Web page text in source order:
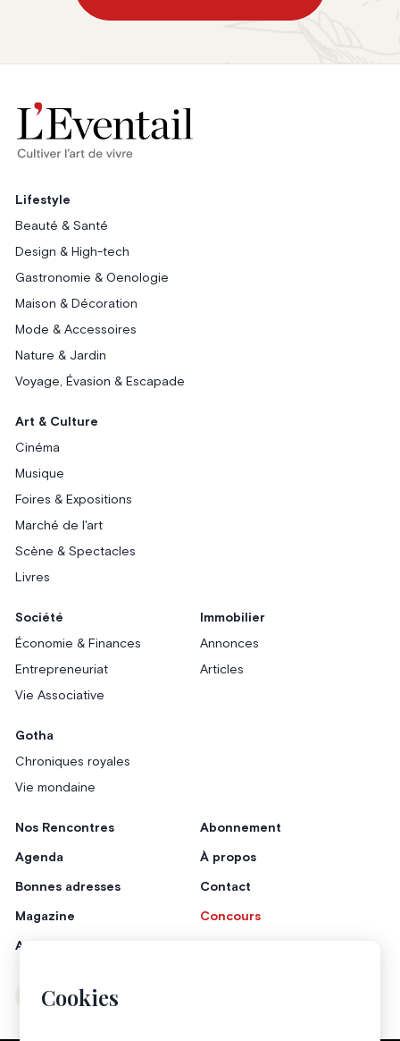
Cookies
Lifestyle
Beauté & Santé
Design & High-tech
Gastronomie & Oenologie
Maison & Décoration
Mode & Accessoires
Nature & Jardin
Voyage, Évasion & Escapade
Art & Culture
Cinéma
Musique
Foires & Expositions
Marché de l'art
Scène & Spectacles
Livres
Société
Économie & Finances
Entrepreneuriat
Vie Associative
Immobilier
Annonces
Articles
Gotha
Chroniques royales
Vie mondaine
Nos Rencontres
Agenda
Bonnes adresses
Magazine
Annonceurs
Abonnement
À propos
Contact
Concours
Instagram